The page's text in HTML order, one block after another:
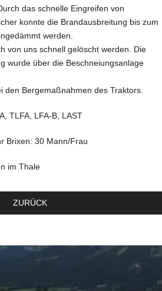
das schnelle Eingreifen von
konnte die Brandausbreitung bis zum
werden.
von uns schnell gelöscht werden. Die
wurde über die Beschneiungsanlage
den Bergemaßnahmen des Traktors.
TLFA, LFA-B, LAST
Brixen: 30 Mann/Frau
im Thale
ZURÜCK